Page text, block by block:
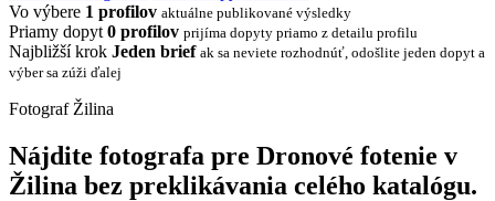
Vo výbere 1 profilov aktuálne publikované výsledky
Priamy dopyt 0 profilov prijíma dopyty priamo z detailu profilu
Najbližší krok Jeden brief ak sa neviete rozhodnúť, odošlite jeden dopyt a
výber sa zúži ďalej
Fotograf Žilina
Nájdite fotografa pre Dronové fotenie v
Žilina bez preklikávania celého katalógu.